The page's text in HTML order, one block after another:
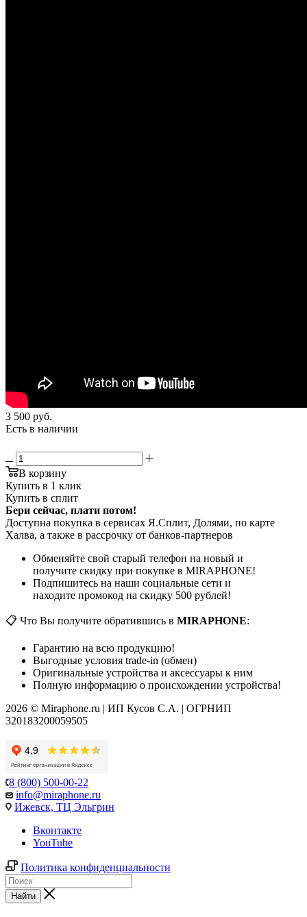
3 500 руб.
Есть в наличии
В корзину
Купить в 1 клик
Купить в сплит
Бери сейчас, плати потом!
Доступна покупка в сервисах Я.Сплит, Долями, по карте
Халва, а также в рассрочку от банков-партнеров
Обменяйте свой старый телефон на новый и
получите скидку при покупке в MIRAPHONE!
Подпишитесь на наши социальные сети и
находите промокод на скидку 500 рублей!
📋 Что Вы получите обратившись в MIRAPHONE:
Гарантию на всю продукцию!
Выгодные условия trade-in (обмен)
Оригинальные устройства и аксессуары к ним
Полную информацию о происхождении устройства!
2026 © Miraphone.ru | ИП Кусов С.А. | ОГРНИП
320183200059505
8 (800) 500-00-22
info@miraphone.ru
Ижевск, ТЦ Эльгрин
Вконтакте
YouTube
Политика конфиденциальности
Найти